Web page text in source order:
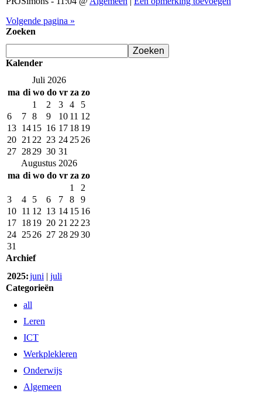
Volgende pagina »
Zoeken
Kalender
Juli 2026
ma di wo do vr za zo
1
2 3 4
5
6
7 8 9 10 11 12
13 1415 16 17 18 19
20 21 22 23 24 25 26
27 2829 30 31
Augustus 2026
ma di wo do vr za zo
1
2
3
4 5 6 7 8
9
10 11 12 13 14 15 16
17 1819 20 21 22 23
24 2526 27 28 2930
31
Archief
2025:juni | juli
Categorieën
all
Leren
ICT
Werkplekleren
Onderwijs
Algemeen